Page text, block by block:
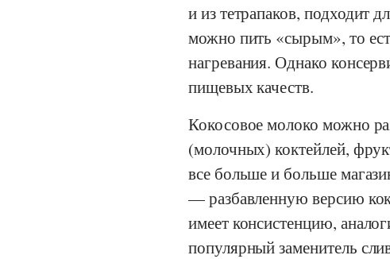
и из тетрапаков, подходит
можно пить «сырым», то
нагревания. Однако
пищевых качеств.
Кокосовое молоко можно
(молочных) коктейлей,
все больше и больше
— разбавленную версию
имеет консистенцию,
популярный заменитель